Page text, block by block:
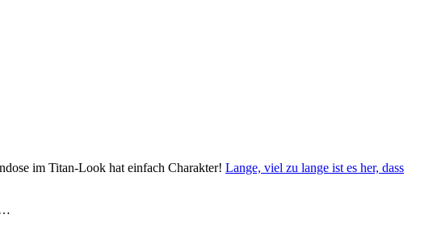
im Titan-Look hat einfach Charakter! Lange, viel zu lange ist es her, dass